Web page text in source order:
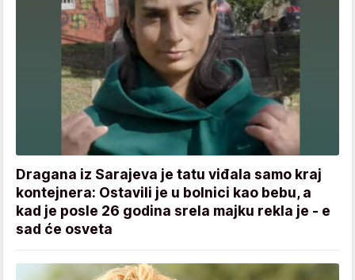
Dragana iz Sarajeva je tatu viđala samo kraj
kontejnera: Ostavili je u bolnici kao bebu, a
kad je posle 26 godina srela majku rekla je - e
sad će osveta